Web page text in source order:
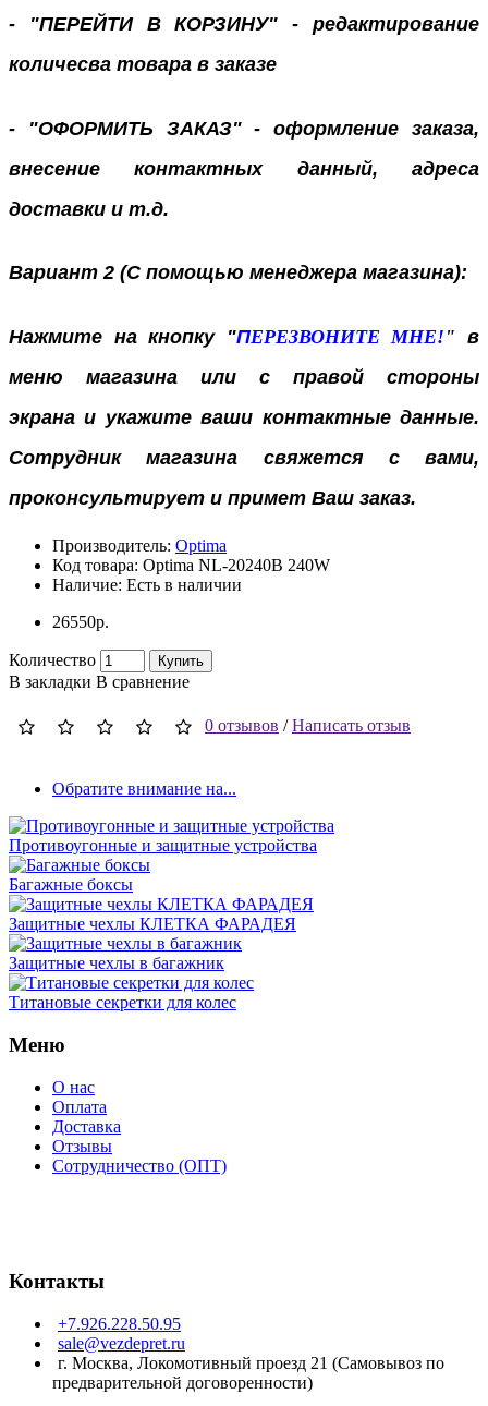
- "ПЕРЕЙТИ В КОРЗИНУ" - редактирование
количесва товара в заказе
- "ОФОРМИТЬ ЗАКАЗ" - оформление заказа,
внесение контактных данный, адреса
доставки и т.д.
Вариант 2 (С помощью менеджера магазина):
Нажмите на кнопку "ПЕРЕЗВОНИТЕ МНЕ! "
в
меню магазина или с правой стороны
экранаи укажите ваши контактные данные.
Сотрудник магазина свяжется с вами,
проконсультирует и примет Ваш заказ.
Производитель: Optima
Код товара: Optima NL-20240B 240W
Наличие: Есть в наличии
26550р.
Количество Купить
В закладки В сравнение
0 отзывов /Написать отзыв
Обратите внимание на...
Противоугонные и защитные устройства
Багажные боксы
Защитные чехлы КЛЕТКА ФАРАДЕЯ
Защитные чехлы в багажник
Титановые секретки для колес
Меню
О нас
Оплата
Доставка
Отзывы
Сотрудничество (ОПТ)
Контакты
+7.926.228.50.95
sale@vezdepret.ru
г. Москва, Локомотивный проезд 21 (Самовывоз по
предварительной договоренности)